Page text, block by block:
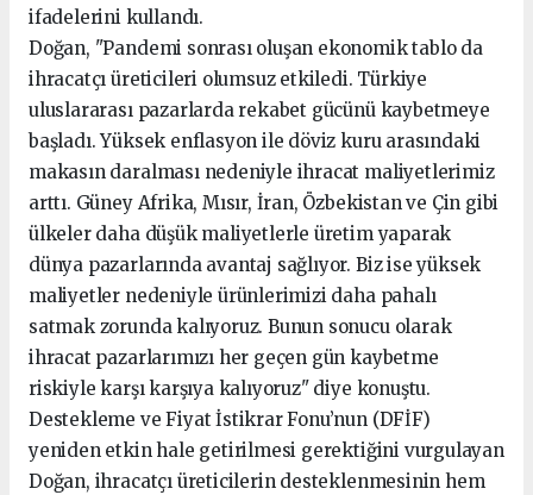
ifadelerini kullandı.
Doğan, "Pandemi sonrası oluşan ekonomik tablo da
ihracatçı üreticileri olumsuz etkiledi. Türkiye
uluslararası pazarlarda rekabet gücünü kaybetmeye
başladı. Yüksek enflasyon ile döviz kuru arasındaki
makasın daralması nedeniyle ihracat maliyetlerimiz
arttı. Güney Afrika, Mısır, İran, Özbekistan ve Çin gibi
ülkeler daha düşük maliyetlerle üretim yaparak
dünya pazarlarında avantaj sağlıyor. Biz ise yüksek
maliyetler nedeniyle ürünlerimizi daha pahalı
satmak zorunda kalıyoruz. Bunun sonucu olarak
ihracat pazarlarımızı her geçen gün kaybetme
riskiyle karşı karşıya kalıyoruz" diye konuştu.
Destekleme ve Fiyat İstikrar Fonu’nun (DFİF)
yeniden etkin hale getirilmesi gerektiğini vurgulayan
Doğan, ihracatçı üreticilerin desteklenmesinin hem